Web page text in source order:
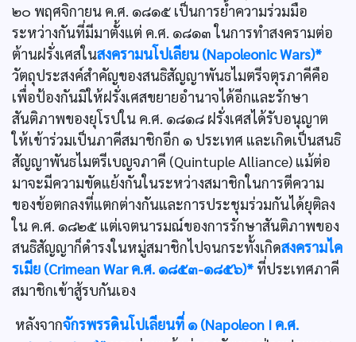
๒๐ พฤศจิกายน ค.ศ. ๑๘๑๕ เป็นการยํ้าความร่วมมือ
ระหว่างกันที่มีมาตั้งแต่ ค.ศ. ๑๘๑๓ ในการทำสงครามต่อ
ต้านฝรั่งเศสในสงครามนโปเลียน (Napoleonic Wars)*
วัตถุประสงค์สำคัญของสนธิสัญญาพันธไมตรีจตุรภาคีคือ
เพื่อป้องกันมิให้ฝรั่งเศสขยายอำนาจได้อีกและรักษา
สันติภาพของยุโรปใน ค.ศ. ๑๘๑๘ ฝรั่งเศสได้รับอนุญาต
ให้เข้าร่วมเป็นภาคีสมาชิกอีก ๑ ประเทศ และเกิดเป็นสนธิ
สัญญาพันธไมตรีเบญจภาคี (Quintuple Alliance) แม้ต่อ
มาจะมีความขัดแย้งกันในระหว่างสมาชิกในการตีความ
ของข้อตกลงที่แตกต่างกันและการประชุมร่วมกันได้ยุติลง
ใน ค.ศ. ๑๘๒๕ แต่เจตนารมณ์ของการรักษาสันติภาพของ
สนธิสัญญาก็ดำรงในหมู่สมาชิกไปจนกระทั้งเกิดสงครามไค
รเมีย (Crimean War ค.ศ. ๑๘๕๓-๑๘๕๖)* ที่ประเทศภาคี
สมาชิกเข้าสู้รบกันเอง
หลังจากจักรพรรดินโปเลียนที่ ๑ (Napoleon I ค.ศ.